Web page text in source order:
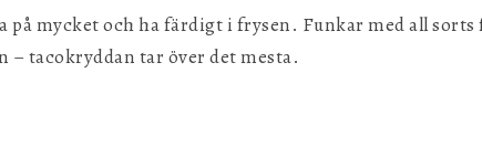
på mycket och ha färdigt i frysen. Funkar med all
tacokryddan tar över det mesta.